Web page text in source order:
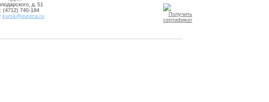
д. 51
(4712) 740-184
kursk@eureca.ru